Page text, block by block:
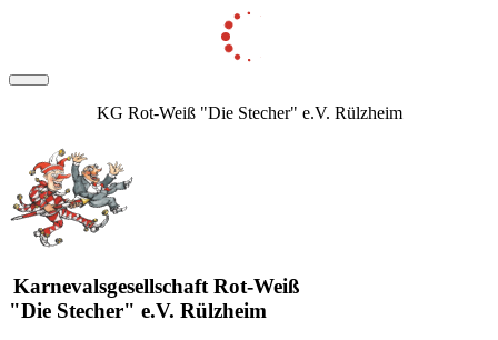
KG Rot-Weiß "Die Stecher" e.V. Rülzheim
Karnevalsgesellschaft Rot-Weiß
"Die Stecher" e.V. Rülzheim